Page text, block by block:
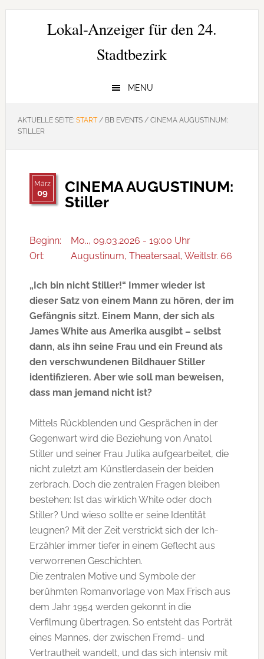
Zur
Hauptnavigation
Zum
Zur
SeitenspalteLokal-Anzeiger für den 24.
Stadtbezirk
MENU
AKTUELLE SEITE: START /BB EVENTS /CINEMA AUGUSTINUM:
STILLER
März
09
CINEMA AUGUSTINUM:
Stiller
Beginn:
Mo.., 09.03.2026 - 19:00 Uhr
Ort:
Augustinum, Theatersaal, Weitlstr. 66
„Ich bin nicht Stiller!“ Immer wieder ist
dieser Satz von einem Mann zu hören, der im
Gefängnis sitzt. Einem Mann, der sich als
James White aus Amerika ausgibt – selbst
dann, als ihn seine Frau und ein Freund als
den verschwundenen Bildhauer Stiller
identifizieren. Aber wie soll man beweisen,
dass man jemand nicht ist?
Mittels Rückblenden und Gesprächen in der
Gegenwart wird die Beziehung von Anatol
Stiller und seiner Frau Julika aufgearbeitet, die
nicht zuletzt am Künstlerdasein der beiden
zerbrach. Doch die zentralen Fragen bleiben
bestehen: Ist das wirklich White oder doch
Stiller? Und wieso sollte er seine Identität
leugnen? Mit der Zeit verstrickt sich der Ich-
Erzähler immer tiefer in einem Geflecht aus
verworrenen Geschichten.
Die zentralen Motive und Symbole der
berühmten Romanvorlage von Max Frisch aus
dem Jahr 1954 werden gekonnt in die
Verfilmung übertragen. So entsteht das Porträt
eines Mannes, der zwischen Fremd- und
Vertrautheit wandelt, und das sich intensiv mit